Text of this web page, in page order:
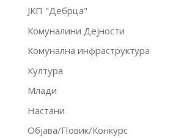
ЈКП "Дебрца"
Комуналини Дејности
Комунална инфраструктура
Култура
Млади
Настани
Објава/Повик/Конкурс